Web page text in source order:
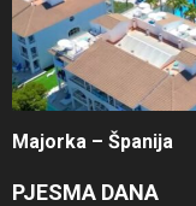
Majorka – Španija
PJESMA DANA